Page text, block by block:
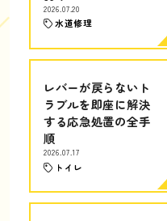
2026.07.20
水道修理
レバーが戻らないト
ラブルを即座に解決
する応急処置の全手
順
2026.07.17
トイレ